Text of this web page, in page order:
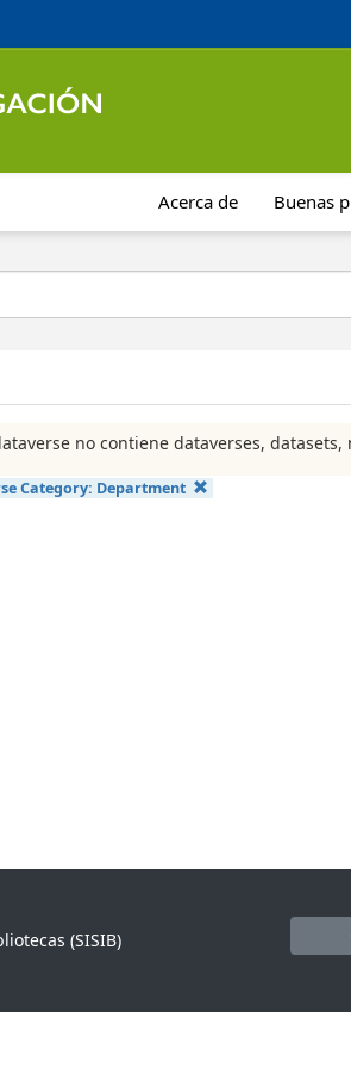
Acerca de Buenas
no contiene dataverses,
Category: Department
(SISIB)